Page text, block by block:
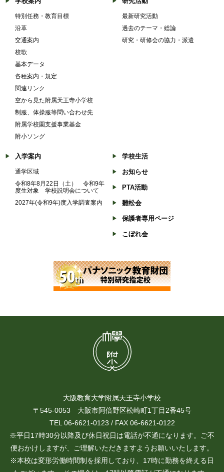
特別任務・教育目標
沿革
交通案内
校歌
基本データ
各種案内・規定
関連リンク
空から見た附属天王寺小学校
制服、体操服等問い合わせ先
附属学校園支援事業基金
附小ソング
最新研究活動
過去のテーマ・総論
研究・研修会の協力・派遣
入学案内
通学区域
令和8年8月22日（土） 令和9年
度生対象 学校説明会について
2027年(令和9年)度入学調査案内
学校生活
お知らせ
PTA活動
雛松会
保護者専用ページ
こぼれ会
大阪教育大学附属天王寺小学校
〒545-0053 大阪市阿倍野区松崎町1丁目2番45号
TEL 06-6621-0123 / FAX 06-6621-0122
※平日17時30分以降及び休日祝日は電話が不通になります。ご不
便おかけしますが、ご理解いただきますようお願いいたします。
※本校は変形労働時間制を採用しており、17時に勤務を終える日